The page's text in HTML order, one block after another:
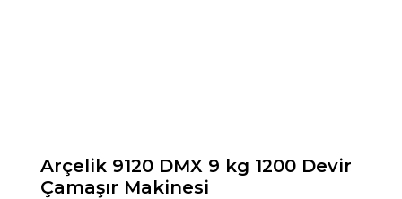
Arçelik 9120 DMX 9 kg 1200 Devir
Çamaşır Makinesi